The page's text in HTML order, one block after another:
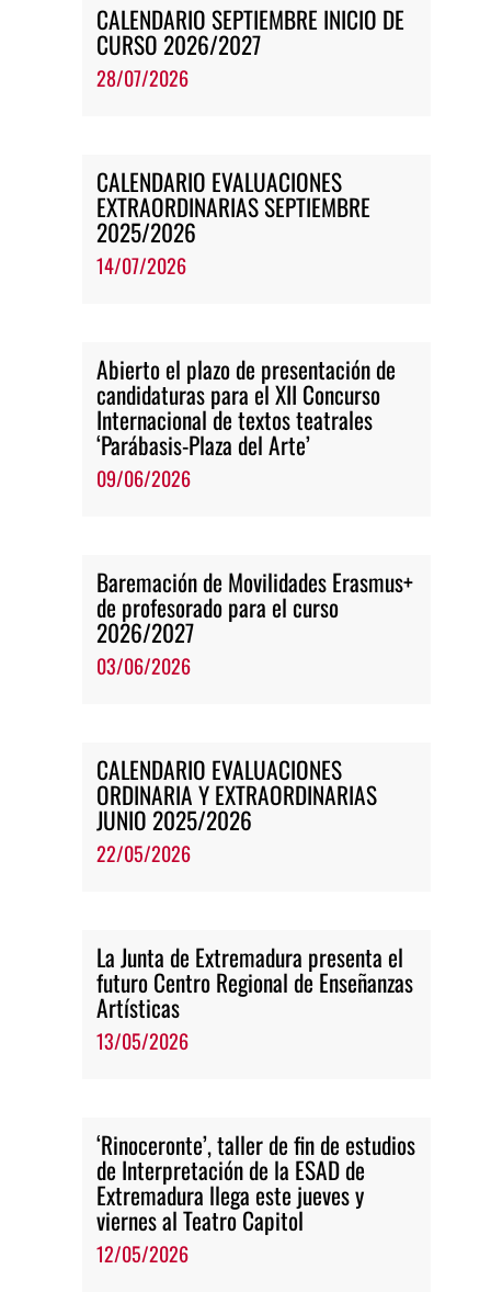
CALENDARIO SEPTIEMBRE INICIO DE
CURSO 2026/2027
28/07/2026
CALENDARIO EVALUACIONES
EXTRAORDINARIAS SEPTIEMBRE
2025/2026
14/07/2026
Abierto el plazo de presentación de
candidaturas para el XII Concurso
Internacional de textos teatrales
‘Parábasis-Plaza del Arte’
09/06/2026
Baremación de Movilidades Erasmus+
de profesorado para el curso
2026/2027
03/06/2026
CALENDARIO EVALUACIONES
ORDINARIA Y EXTRAORDINARIAS
JUNIO 2025/2026
22/05/2026
La Junta de Extremadura presenta el
futuro Centro Regional de Enseñanzas
Artísticas
13/05/2026
‘Rinoceronte’, taller de fin de estudios
de Interpretación de la ESAD de
Extremadura llega este jueves y
viernes al Teatro Capitol
12/05/2026